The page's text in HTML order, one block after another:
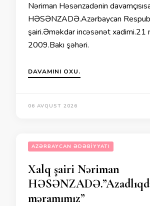
Nəriman Həsənzadənin
HƏSƏNZADƏ.Azərbaycan
şairi.Əməkdar incəsənət xadimi.21
2009.Bakı şəhəri.
DAVAMINI OXU.
06 AVQUST 2026
AZƏRBAYCAN ƏDƏBIYYATI
Xalq şairi Nəriman
məramımız”